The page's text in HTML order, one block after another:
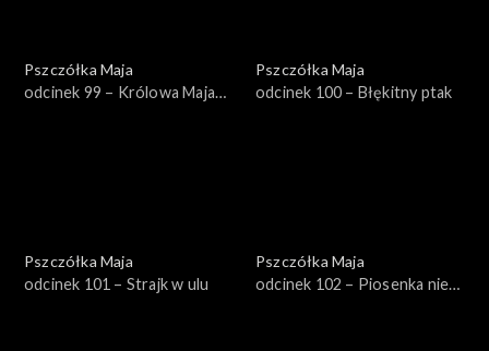
Pszczółka Maja
odcinek 99 – Królowa Maja
Pszczółka Maja
odcinek 100 – Błękitny ptak
Pszczółka Maja
odcinek 101 – Strajk w ulu
Pszczółka Maja
odcinek 102 – Piosenka nie